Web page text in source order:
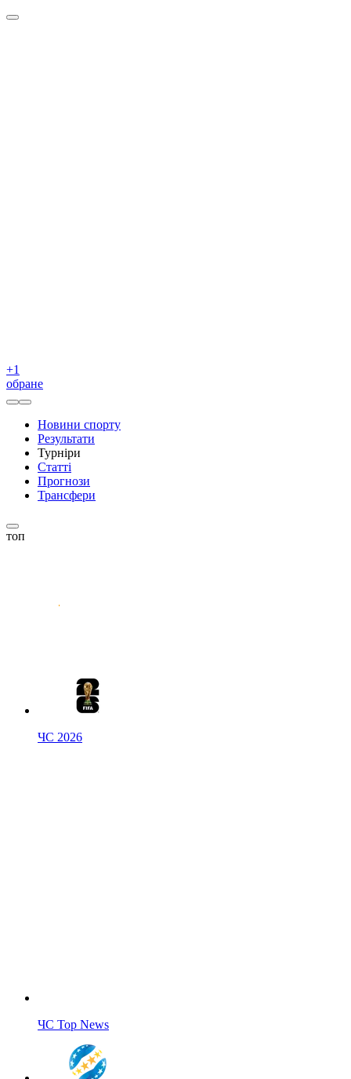
+1
обране
Новини спорту
Результати
Турніри
Статті
Прогнози
Трансфери
топ
ЧС 2026
ЧС Top News